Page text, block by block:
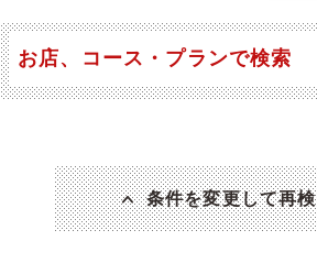
お店、コース・プランで検索
条件を変更して再